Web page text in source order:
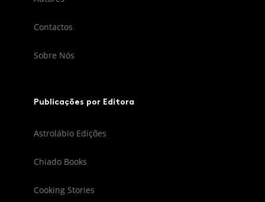
Contactos
Sobre Nós
Publicações por Editora
Astrolábio Edições
Chiado Books
Cooking Stories